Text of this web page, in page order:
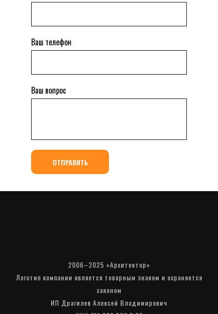
Ваш телефон
Ваш вопрос
ОТПРАВИТЬ
2006–2025 «Архитектор»
Логотип компании является товарным знаком и охраняется
законом
ИП Драгилев Алексей Владимирович